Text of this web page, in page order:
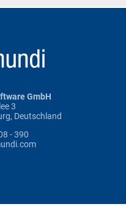
GmbH
3
Deutschland
- 390